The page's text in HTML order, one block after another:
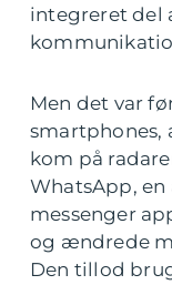
integreret del
Men det var
smartphones,
kom på
WhatsApp,
messenger
og ændrede
Den tillod